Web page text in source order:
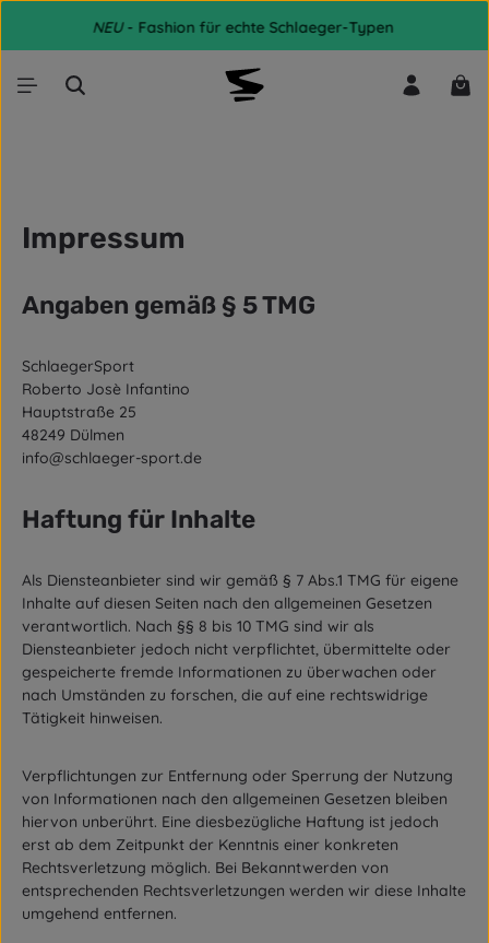
Zum Hauptinhalt springen
NEU- Fashion für echte Schlaeger-Typen
Impressum
Angaben gemäß § 5 TMG
SchlaegerSport
Roberto Josè Infantino
Hauptstraße 25
48249 Dülmen
info@schlaeger-sport.de
Haftung für Inhalte
Als Diensteanbieter sind wir gemäß § 7 Abs.1 TMG für eigene
Inhalte auf diesen Seiten nach den allgemeinen Gesetzen
verantwortlich. Nach §§ 8 bis 10 TMG sind wir als
Diensteanbieter jedoch nicht verpflichtet, übermittelte oder
gespeicherte fremde Informationen zu überwachen oder
nach Umständen zu forschen, die auf eine rechtswidrige
Tätigkeit hinweisen.
Verpflichtungen zur Entfernung oder Sperrung der Nutzung
von Informationen nach den allgemeinen Gesetzen bleiben
hiervon unberührt. Eine diesbezügliche Haftung ist jedoch
erst ab dem Zeitpunkt der Kenntnis einer konkreten
Rechtsverletzung möglich. Bei Bekanntwerden von
entsprechenden Rechtsverletzungen werden wir diese Inhalte
umgehend entfernen.